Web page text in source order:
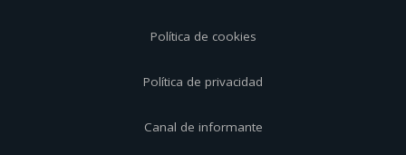
Política de cookies
Política de privacidad
Canal de informante